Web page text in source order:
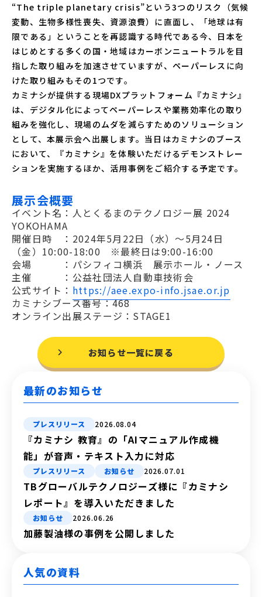
“The triple planetary crisis”という3つのリスク（気候
変動、生物多様性喪失、資源浪費）に直面し、「地球は有
限である」ということを再認識する時代である今、日本を
はじめとする多くの国・地域はカーボンニュートラルを目
指した取り組みを加速させていますが、ペーパーレスに向
けた取り組みもその1つです。
カミナシが提供する現場DXプラットフォーム『カミナシ』
は、デジタル化によってペーパーレスや業務効率化の取り
組みを強化し、現場のムダを減らすためのソリューション
として、本展示会へ出展します。当日はカミナシのブース
において、『カミナシ』を体験いただけるデモンストレー
ションを実施するほか、活用事例をご紹介する予定です。
展示会概要
イベント名：人とくるまのテクノロジー展 2024
YOKOHAMA
開催日時 ：2024年5月22日（水）～5月24日
（金）10:00-18:00 ※最終日は9:00-16:00
会場 ：パシフィコ横浜 展示ホール・ノース
主催 ：公益社団法人自動車技術会
公式サイト： https://aee.expo-info.jsae.or.jp
カミナシブース番号：468
オンライン出展ステージ：STAGE1
お知らせ一覧に戻る
最新のお知らせ
プレスリリース 2026.08.04
『カミナシ 教育』の「AIマニュアル作成機
能」が音声・テキスト入力に対応
プレスリリース お知らせ 2026.07.01
TBグローバルテクノロジーズ様に『カミナシ
レポート』を導入いただきました
お知らせ 2026.06.26
加藤製油様の事例を公開しました
人気の資料